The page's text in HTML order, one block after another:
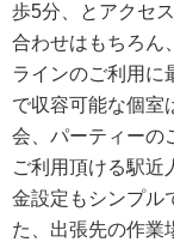
歩5分、とアクセ
合わせはもちろん
ラインのご利用に
で収容可能な個室
会、パーティーの
ご利用頂ける駅近
金設定もシンプル
た、出張先の作業